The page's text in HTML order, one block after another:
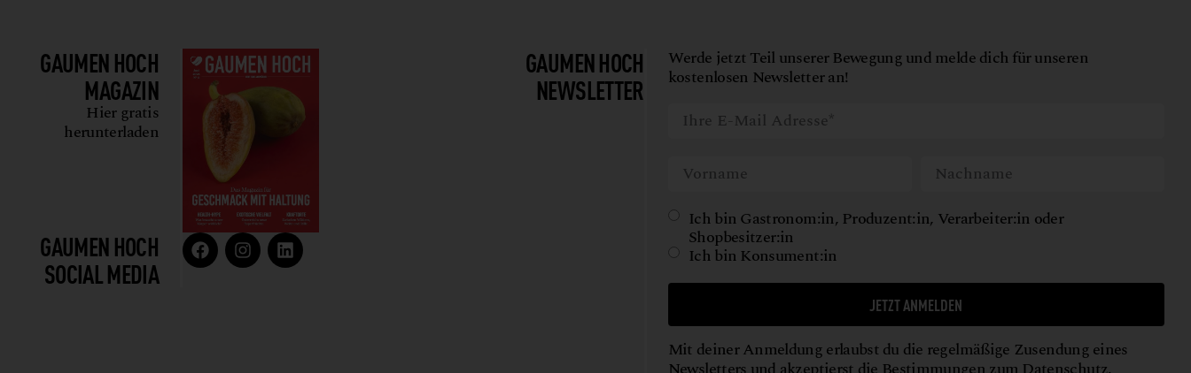
WORKSHOPS
GAUMEN HOCH
MAGAZIN
Hier gratis
herunterladen
GAUMEN HOCH
SOCIAL MEDIA
GAUMEN HOCH
NEWSLETTER
Werde jetzt Teil unserer Bewegung und melde dich für unseren
kostenlosen Newsletter an!
Ich bin Gastronom:in, Produzent:in, Verarbeiter:in oder
Shopbesitzer:in
Ich bin Konsument:in
JETZT ANMELDEN
Mit deiner Anmeldung erlaubst du die regelmäßige Zusendung eines